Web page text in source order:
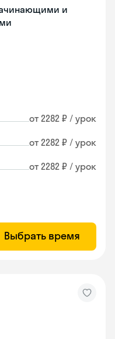
и
от 2282 ₽ / урок
от 2282 ₽ / урок
от 2282 ₽ / урок
Выбрать время